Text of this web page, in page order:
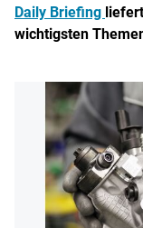
Daily Briefing
wichtigsten